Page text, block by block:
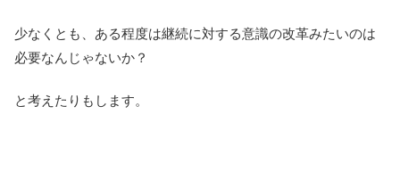
少なくとも、ある程度は継続に対する意識の改革みたいのは
必要なんじゃないか？
と考えたりもします。